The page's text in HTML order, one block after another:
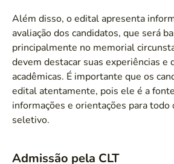
Além disso, o edital apresenta
avaliação dos candidatos, que será
principalmente no memorial
devem destacar suas experiências e
acadêmicas. É importante que os
edital atentamente, pois ele é a
informações e orientações para todo
seletivo.
Admissão pela CLT